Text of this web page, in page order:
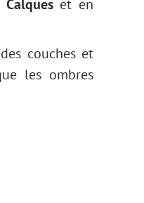
Calqueset en
couches et
les ombres